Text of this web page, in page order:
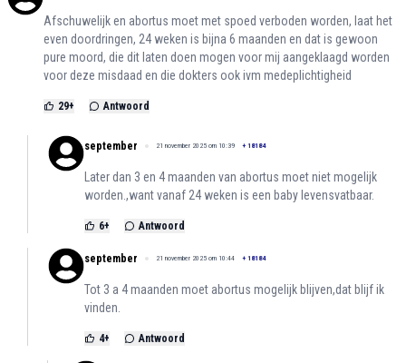
Afschuwelijk en abortus moet met spoed verboden worden, laat het
even doordringen, 24 weken is bijna 6 maanden en dat is gewoon
pure moord, die dit laten doen mogen voor mij aangeklaagd worden
voor deze misdaad en die dokters ook ivm medeplichtigheid
29+ Antwoord
september 21 november 2025 om 10:39 + 18184
Later dan 3 en 4 maanden van abortus moet niet mogelijk
worden.,want vanaf 24 weken is een baby levensvatbaar.
6+ Antwoord
september 21 november 2025 om 10:44 + 18184
Tot 3 a 4 maanden moet abortus mogelijk blijven,dat blijf ik
vinden.
4+ Antwoord